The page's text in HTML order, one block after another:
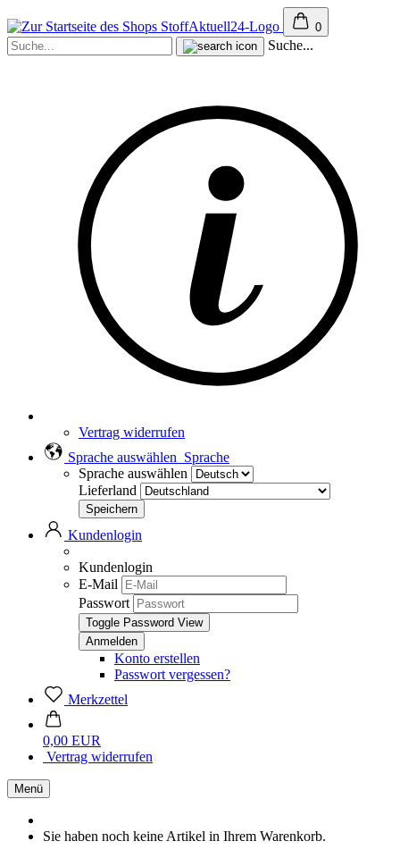
0
Suche...
Vertrag widerrufen
Sprache auswählen Sprache
Sprache auswählen
Lieferland
Kundenlogin
Kundenlogin
E-Mail
Passwort
Toggle Password View
Konto erstellen
Passwort vergessen?
Merkzettel
0,00 EUR
Vertrag widerrufen
Menü
Sie haben noch keine Artikel in Ihrem Warenkorb.